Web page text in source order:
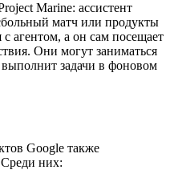
Marine: ассистент
матч или продукты
агентом, а он сам посещает
Они могут заниматься
задачи в фоновом
Google также
них: